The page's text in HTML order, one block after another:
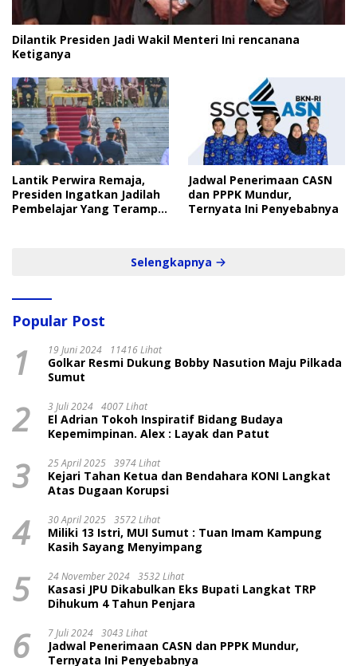
Dilantik Presiden Jadi Wakil Menteri Ini rencanana
Ketiganya
Lantik Perwira Remaja,
Presiden Ingatkan Jadilah
Pembelajar Yang Terampil
Jadwal Penerimaan CASN
dan PPPK Mundur,
Ternyata Ini Penyebabnya
Selengkapnya
Popular Post
1 19 Juni 2024 11416 Lihat
Golkar Resmi Dukung Bobby Nasution Maju Pilkada
Sumut
2 3 Juli 2024 4007 Lihat
El Adrian Tokoh Inspiratif Bidang Budaya
Kepemimpinan. Alex : Layak dan Patut
3 25 April 2025 3974 Lihat
Kejari Tahan Ketua dan Bendahara KONI Langkat
Atas Dugaan Korupsi
4 30 April 2025 3572 Lihat
Miliki 13 Istri, MUI Sumut : Tuan Imam Kampung
Kasih Sayang Menyimpang
5 24 November 2024 3532 Lihat
Kasasi JPU Dikabulkan Eks Bupati Langkat TRP
Dihukum 4 Tahun Penjara
6 7 Juli 2024 3043 Lihat
Jadwal Penerimaan CASN dan PPPK Mundur,
Ternyata Ini Penyebabnya